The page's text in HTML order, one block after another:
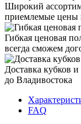
Широкий
приемлемые цены
Гибкая ценовая
всегда сможем
Доставка кубков
до Владивостока
FAQ